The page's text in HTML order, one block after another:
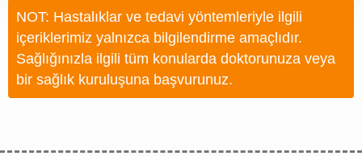
oluşturur ve ciddi hastalık gelişme riskini önemli
ölçüde azaltır.
NOT: Hastalıklar ve tedavi yöntemleriyle ilgili
içeriklerimiz yalnızca bilgilendirme amaçlıdır.
Sağlığınızla ilgili tüm konularda doktorunuza veya
bir sağlık kuruluşuna başvurunuz.